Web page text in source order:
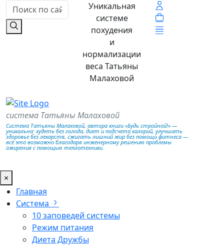
Уникальная
системе
похудения
и
нормализации
веса Татьяны
Малаховой
система Татьяны Малаховой
Система Татьяны Малаховой, автора книги «Будь стройной!» —
уникальна: худеть без голода, диет и подсчета калорий, улучшать
здоровье без лекарств, сжигать лишний жир без помощи фитнеса —
всё это возможно благодаря инженерному решению проблемы
ожирения с помощью теплотехники.
×
Главная
Система
10 заповедей системы
Режим питания
Диета Дружбы